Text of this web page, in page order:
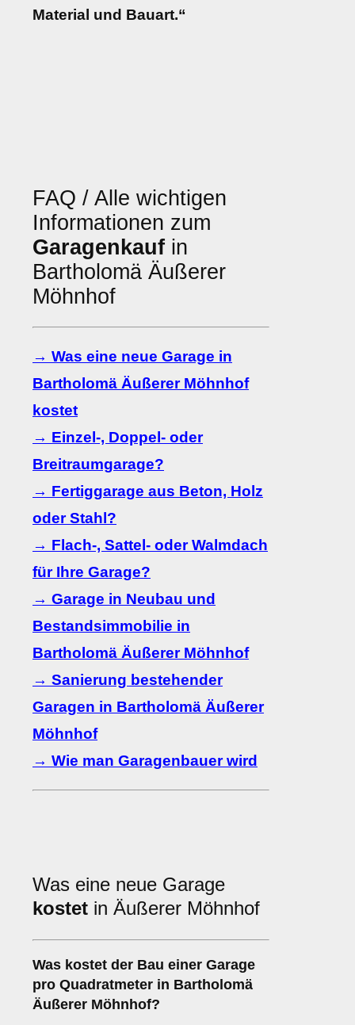
Material und Bauart.“
FAQ / Alle wichtigen
Informationen zum
Garagenkauf in
Bartholomä Äußerer
Möhnhof
→ Was eine neue Garage in
Bartholomä Äußerer Möhnhof
kostet
→ Einzel-, Doppel- oder
Breitraumgarage?
→ Fertiggarage aus Beton, Holz
oder Stahl?
→ Flach-, Sattel- oder Walmdach
für Ihre Garage?
→ Garage in Neubau und
Bestandsimmobilie in
Bartholomä Äußerer Möhnhof
→ Sanierung bestehender
Garagen in Bartholomä Äußerer
Möhnhof
→ Wie man Garagenbauer wird
Was eine neue Garage
kostet in Äußerer Möhnhof
Was kostet der Bau einer Garage
pro Quadratmeter in Bartholomä
Äußerer Möhnhof?